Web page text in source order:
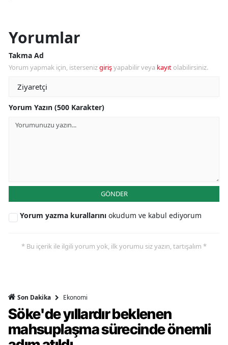
Yorumlar
Takma Ad
Yorum yapmak için, istersenizgirişyapabilir veya kayıt olabilirsiniz.
Yorum Yazın (500 Karakter)
GÖNDER
Yorum yazma kurallarını okudum ve kabul ediyorum
* Bu içerik ile ilgili yorum yok, ilk yorumu siz yazın, tartışalım *
Son Dakika Ekonomi
Söke'de yıllardır beklenen
mahsuplaşma sürecinde önemli